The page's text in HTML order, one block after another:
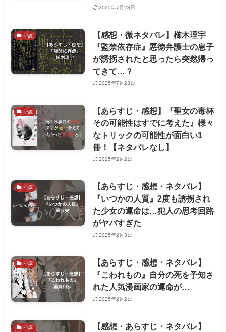
2025年7月23日
小説
【感想・微ネタバレ】櫛木理宇
『監禁依存症』悪徳弁護士の息子
が誘拐されたと思ったら突然帰っ
てきて…？
2025年7月23日
小説
【あらすじ・感想】『聖女の毒杯
その可能性はすでに考えた』様々
なトリックの可能性が面白い1
冊！【ネタバレなし】
2025年2月2日
小説
【あらすじ・感想・ネタバレ】
『いつかの人質』2度も誘拐され
た少女の運命は…犯人の思考回路
がヤバすぎた
2025年2月3日
小説
【あらすじ・感想・ネタバレ】
『こわれもの』自分の死を予知さ
れた人気漫画家の運命が…
2025年2月2日
小説
【感想・あらすじ・ネタバレ】